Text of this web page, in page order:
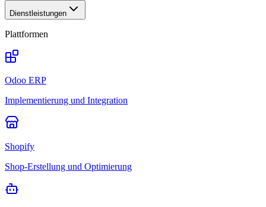
Dienstleistungen
Plattformen
Odoo ERP
Implementierung und Integration
Shopify
Shop-Erstellung und Optimierung